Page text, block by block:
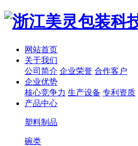
网站首页
关于我们
公司简介 企业荣誉 合作客户
企业优势
核心竞争力 生产设备 专利资质
产品中心
塑料制品
碗类